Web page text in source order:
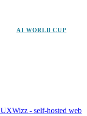
AI WORLD CUP
UXWizz - self-hosted web